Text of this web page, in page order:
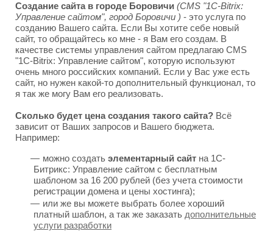
Создание сайта в городе Боровичи (CMS "1C-Bitrix:
Управление сайтом", город Боровичи ) - это услуга по
созданию Вашего сайта. Если Вы хотите себе новый
сайт, то обращайтесь ко мне - я Вам его создам. В
качестве системы управления сайтом предлагаю CMS
"1C-Bitrix: Управление сайтом", которую используют
очень много российских компаний. Если у Вас уже есть
сайт, но нужен какой-то дополнительный функционал, то
я так же могу Вам его реализовать.
Сколько будет цена создания такого сайта? Всё
зависит от Ваших запросов и Вашего бюджета.
Например:
можно создать элементарный сайт на 1С-
Битрикс: Управление сайтом с бесплатным
шаблоном за 16 200 рублей (без учета стоимости
регистрации домена и цены хостинга);
или же вы можете выбрать более хороший
платный шаблон, а так же заказать дополнительные
услуги разработки